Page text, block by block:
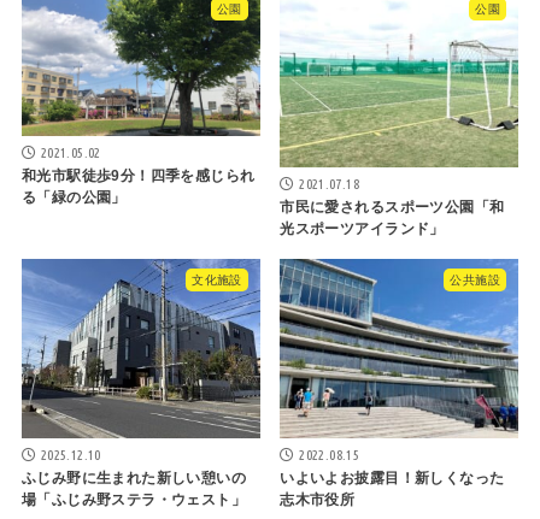
公園
2021.05.02
和光市駅徒歩9分！四季を感じられ
る「緑の公園」
公園
2021.07.18
市民に愛されるスポーツ公園「和
光スポーツアイランド」
文化施設
2025.12.10
ふじみ野に生まれた新しい憩いの
場「ふじみ野ステラ・ウェスト」
公共施設
2022.08.15
いよいよお披露目！新しくなった
志木市役所